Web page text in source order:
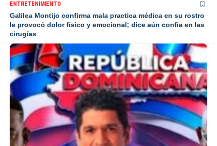
ENTRETENIMIENTO
Galilea Montijo confirma mala practica médica en su rostro
le provocó dolor físico y emocional; dice aún confía en las
cirugías